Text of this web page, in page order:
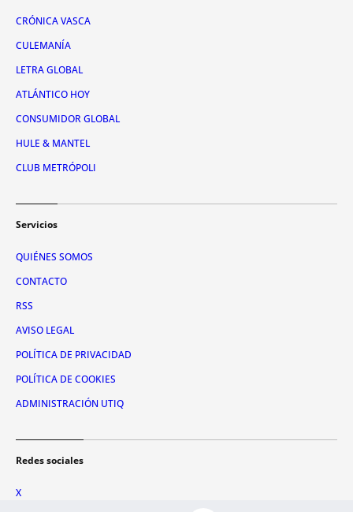
CRÓNICA VASCA
CULEMANÍA
LETRA GLOBAL
ATLÁNTICO HOY
CONSUMIDOR GLOBAL
HULE & MANTEL
CLUB METRÓPOLI
Servicios
QUIÉNES SOMOS
CONTACTO
RSS
AVISO LEGAL
POLÍTICA DE PRIVACIDAD
POLÍTICA DE COOKIES
ADMINISTRACIÓN UTIQ
Redes sociales
X